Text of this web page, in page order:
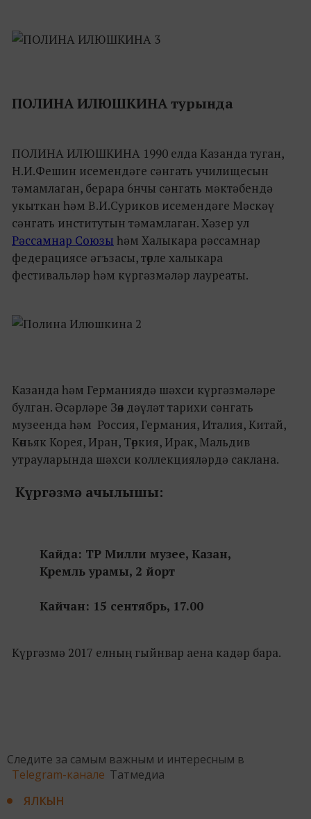
ПОЛИНА ИЛЮШКИНА турында
ПОЛИНА ИЛЮШКИНА 1990 елда Казанда туган,
Н.И.Фешин исемендәге сәнгать училищесын
тәмамлаган, берара 6нчы сәнгать мәктәбендә
укыткан һәм В.И.Суриков исемендәге Мәскәү
сәнгать институтын тәмамлаган. Хәзер ул
Рәссамнар Союзы һәм Халыкара рәссамнар
федерациясе әгъзасы, төрле халыкара
фестивальләр һәм күргәзмәләр лауреаты.
Казанда һәм Германиядә шәхси күргәзмәләре
булган. Әсәрләре Зөя дәүләт тарихи сәнгать
музеенда һәм Россия, Германия, Италия, Китай,
Көньяк Корея, Иран, Төркия, Ирак, Мальдив
утрауларында шәхси коллекцияләрдә саклана.
Күргәзмә ачылышы:
Кайда: ТР Милли музее, Казан,
Кремль урамы, 2 йорт
Кайчан: 15 сентябрь, 17.00
Күргәзмә 2017 елның гыйнвар аена кадәр бара.
Следите за самым важным и интересным в
Telegram-канале Татмедиа
ЯЛКЫН